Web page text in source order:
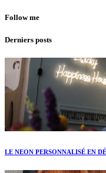
Follow me
Derniers posts
LE NEON PERSONNALISÉ EN